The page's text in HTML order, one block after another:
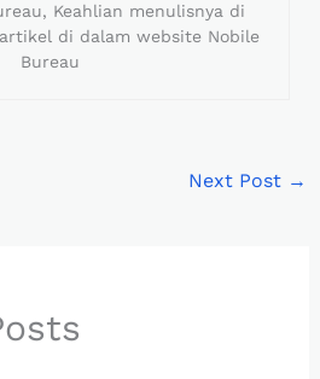
Keahlian menulisnya di
di dalam website Nobile
Bureau
Next Post →